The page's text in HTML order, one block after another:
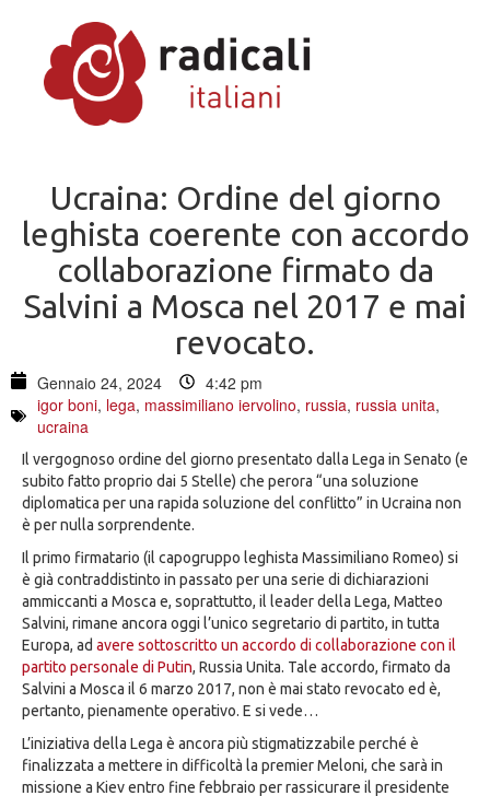
Ucraina: Ordine del giorno
leghista coerente con accordo
collaborazione firmato da
Salvini a Mosca nel 2017 e mai
revocato.
Gennaio 24, 2024
4:42 pm
igor boni, lega, massimiliano iervolino, russia, russia unita,
ucraina
Il vergognoso ordine del giorno presentato dalla Lega in Senato (e
subito fatto proprio dai 5 Stelle) che perora “una soluzione
diplomatica per una rapida soluzione del conflitto” in Ucraina non
è per nulla sorprendente.
Il primo firmatario (il capogruppo leghista Massimiliano Romeo) si
è già contraddistinto in passato per una serie di dichiarazioni
ammiccanti a Mosca e, soprattutto, il leader della Lega, Matteo
Salvini, rimane ancora oggi l’unico segretario di partito, in tutta
Europa, ad avere sottoscritto un accordo di collaborazione con il
partito personale di Putin, Russia Unita. Tale accordo, firmato da
Salvini a Mosca il 6 marzo 2017, non è mai stato revocato ed è,
pertanto, pienamente operativo. E si vede…
L’iniziativa della Lega è ancora più stigmatizzabile perché è
finalizzata a mettere in difficoltà la premier Meloni, che sarà in
missione a Kiev entro fine febbraio per rassicurare il presidente